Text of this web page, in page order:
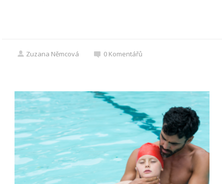
Zuzana Němcová 0 Komentářů